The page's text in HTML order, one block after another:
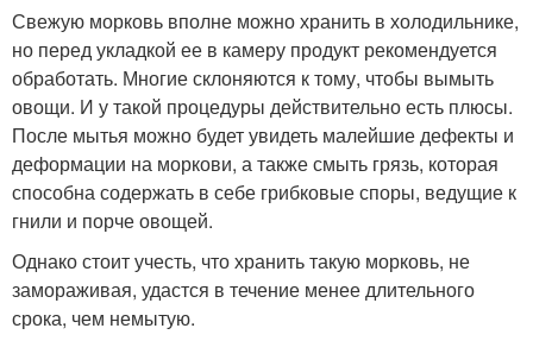
Свежую морковь вполне можно хранить в холодильнике,
но перед укладкой ее в камеру продукт рекомендуется
обработать. Многие склоняются к тому, чтобы вымыть
овощи. И у такой процедуры действительно есть плюсы.
После мытья можно будет увидеть малейшие дефекты и
деформации на моркови, а также смыть грязь, которая
способна содержать в себе грибковые споры, ведущие к
гнили и порче овощей.
Однако стоит учесть, что хранить такую морковь, не
замораживая, удастся в течение менее длительного
срока, чем немытую.